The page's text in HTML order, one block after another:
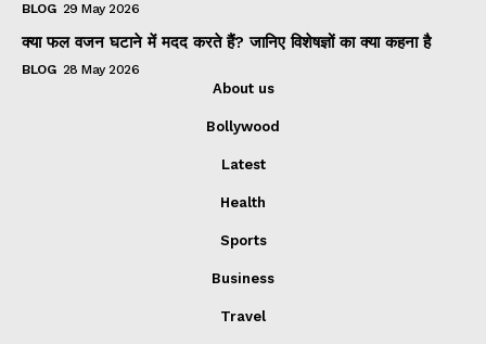
BLOG 29 May 2026
क्या फल वजन घटाने में मदद करते हैं? जानिए विशेषज्ञों का क्या कहना है
BLOG 28 May 2026
About us
Bollywood
Latest
Health
Sports
Business
Travel